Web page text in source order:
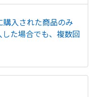
入された商品のみ
た場合でも、複数回